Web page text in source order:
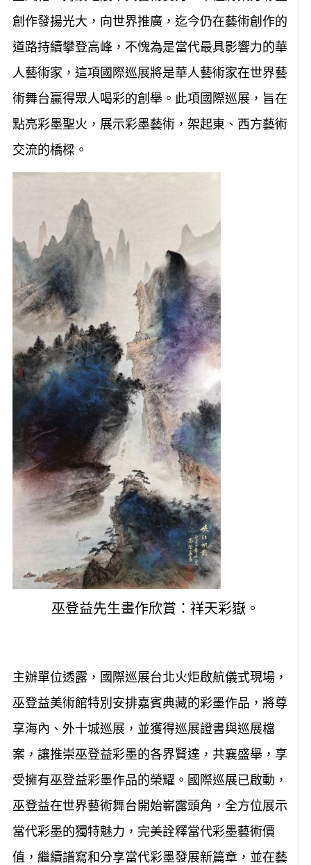
創作發揚光大，向世界推廣，迄今仍在藝術創作的
道路持續攀登高峰，不愧為是當代最具影響力的華
人藝術家，這項國際巡展將是華人藝術家在世界藝
術舞台贏得眾人喝彩的創舉。此項國際巡展，旨在
點亮彩墨聖火，展示彩墨藝術，架起東、西方藝術
交流的橋樑。
巫登益先生畫作欣賞：祥天彩嶽。
主辦單位透露，國際巡展台北火炬啟航儀式現場，
巫登益美術館特別安排嘉賓典藏的彩墨作品，將尊
享海內、外十城巡展，並獲得巡展證書與巡展檔
案，讓推崇巫登益彩墨的各界賢達，共襄盛舉，享
受擁有巫登益彩墨作品的榮耀。國際巡展已啟動，
巫登益在世界藝術舞台開始嶄露頭角，全方位展示
當代彩墨的獨特魅力，完美詮釋當代彩墨藝術價
值，繼續譜寫和分享當代彩墨發展新篇章，並在藝